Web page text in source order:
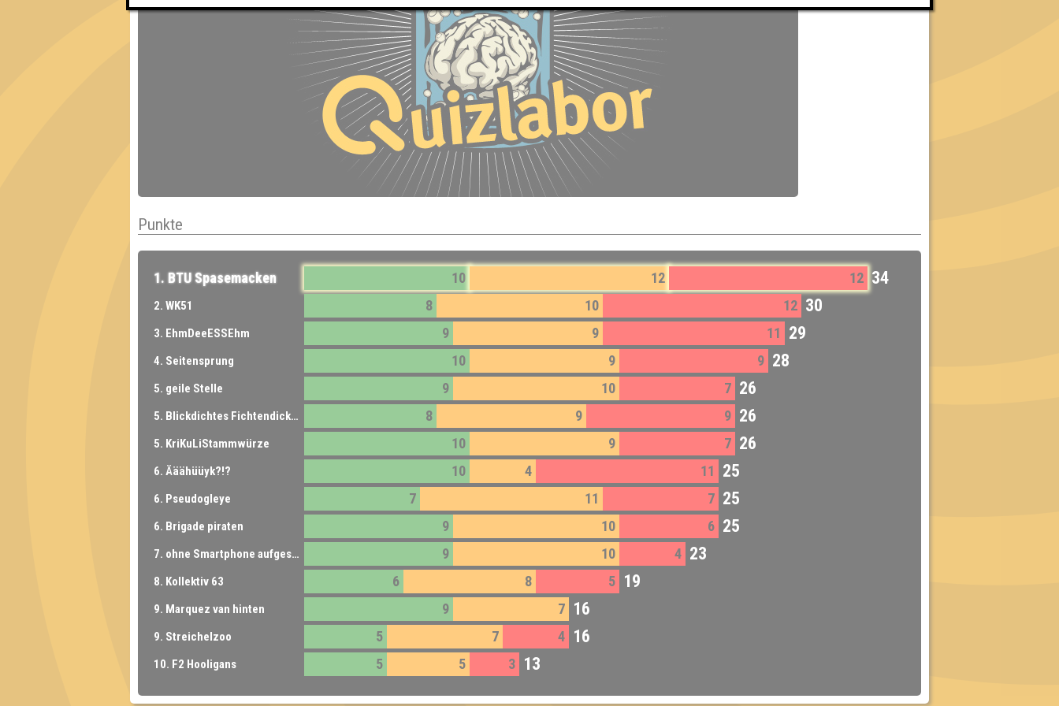
Punkte
1. BTU Spasemacken 10 12 12 34
2. WK51 8 10 12 30
3. EhmDeeESSEhm 9 9 11 29
4. Seitensprung 10 9 9 28
5. geile Stelle 9 10 7 26
5. Blickdichtes Fichtendickicht 8 9 9 26
5. KriKuLiStammwürze 10 9 7 26
6. Ääähüüyk?!? 10 4 11 25
6. Pseudogleye 7 11 7 25
6. Brigade piraten 9 10 6 25
7. ohne Smartphone aufgeschmissen 9 10 4 23
8. Kollektiv 63 6 8 5 19
9. Marquez van hinten 9 7 16
9. Streichelzoo 5 7 4 16
10. F2 Hooligans 5 5 3 13